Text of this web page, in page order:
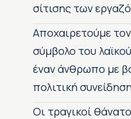
σίτισης των
Αποχαιρετούμε
σύμβολο του
έναν άνθρωπο με
πολιτική
Οι τραγικοί